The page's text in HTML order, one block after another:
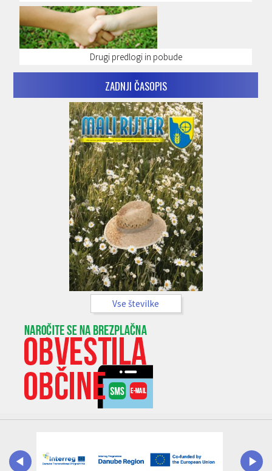
Drugi predlogi in pobude
ZADNJI ČASOPIS
Vse številke